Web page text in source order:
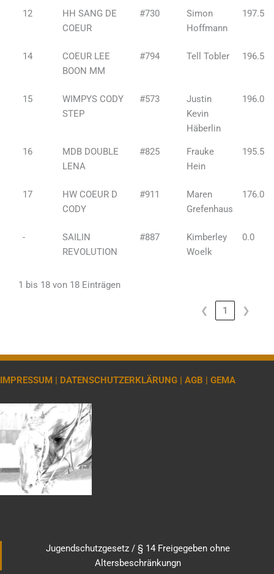
12
HH SANG DE
COEUR
#730
Simon
Hoffmann
197.5
14
COEUR LEE
BOON MM
#794 Tell Tobler 196.5
15
WIMPYS CODY
STEP
#573
Justin
Kevin
Häberlin
196.0
16
MDB DOUBLE
LENA
#825
Frauke
Hein
195.5
17
HW COEUR D
CODY
#911
Maren
Grefenhaus
176.0
-
SAILIN
REVOLUTION
#887
Kimberley
Woelk
0.0
1 bis 18 von 18 Einträgen
❮ 1 ❯
IMPRESSUM | DATENSCHUTZERKLÄRUNG | AGB | GEMA
Jugendschutzgesetz / § 14 Freigegeben ohne
Altersbeschränkungn